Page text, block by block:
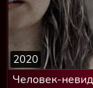
Человек-
2020